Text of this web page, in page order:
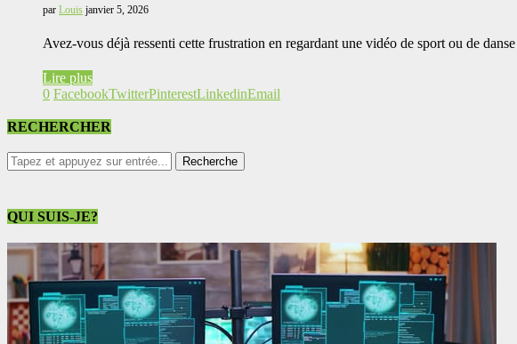
par Louis janvier 5, 2026
Avez-vous déjà ressenti cette frustration en regardant une vidéo de sport ou de
Lire plus
0 FacebookTwitterPinterestLinkedinEmail
RECHERCHER
QUI SUIS-JE?